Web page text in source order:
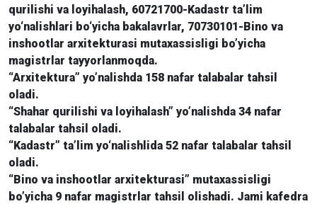
qurilishi va loyihalash, 60721700-Kadastr ta’lim
yo‘nalishlari bo‘yicha bakalavrlar, 70730101-Bino va
inshootlar arxitekturasi mutaxassisligi bo’yicha
magistrlar tayyorlanmoqda.
“Arxitektura” yo’nalishda 158 nafar talabalar tahsil
oladi.
“Shahar qurilishi va loyihalash” yo’nalishda 34 nafar
talabalar tahsil oladi.
“Kadastr” ta’lim yo‘nalishlida 52 nafar talabalar tahsil
oladi.
“Bino va inshootlar arxitekturasi” mutaxassisligi
bo’yicha 9 nafar magistrlar tahsil olishadi. Jami kafedra